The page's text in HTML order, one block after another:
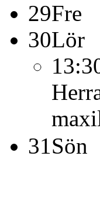
29Fre
30Lör
31Sön